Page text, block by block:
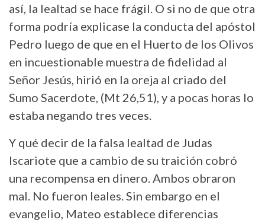
así, la lealtad se hace frágil. O si no de que otra
forma podría explicase la conducta del apóstol
Pedro luego de que en el Huerto de los Olivos
en incuestionable muestra de fidelidad al
Señor Jesús, hirió en la oreja al criado del
Sumo Sacerdote, (Mt 26,51), y a pocas horas lo
estaba negando tres veces.
Y qué decir de la falsa lealtad de Judas
Iscariote que a cambio de su traición cobró
una recompensa en dinero. Ambos obraron
mal. No fueron leales. Sin embargo en el
evangelio, Mateo establece diferencias